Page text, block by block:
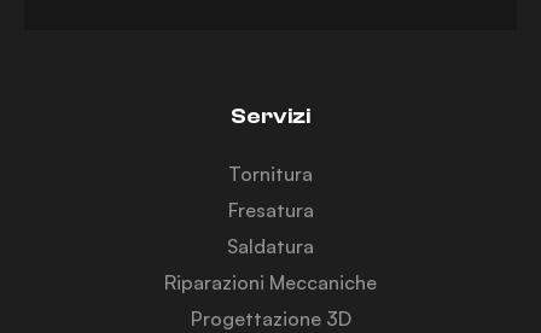
Servizi
Tornitura
Fresatura
Saldatura
Riparazioni Meccaniche
Progettazione 3D